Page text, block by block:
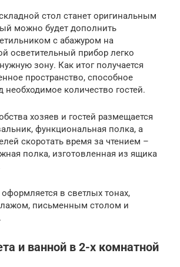
стол станет оригинальным
можно будет дополнить
с абажуром на
осветительный прибор легко
зону. Как итог получается
пространство, способное
необходимое количество гостей.
хозяев и гостей размещается
функциональная полка, а
скоротать время за чтением –
полка, изготовленная из ящика
в светлых тонах,
письменным столом и
и ванной в 2-х комнатной